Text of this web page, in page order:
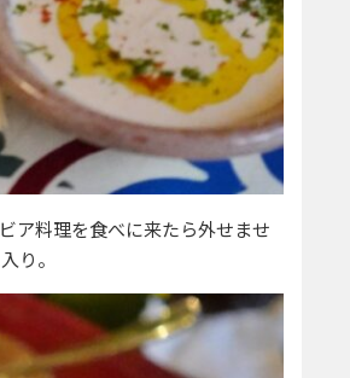
ア料理を食べに来たら外せませ
り。